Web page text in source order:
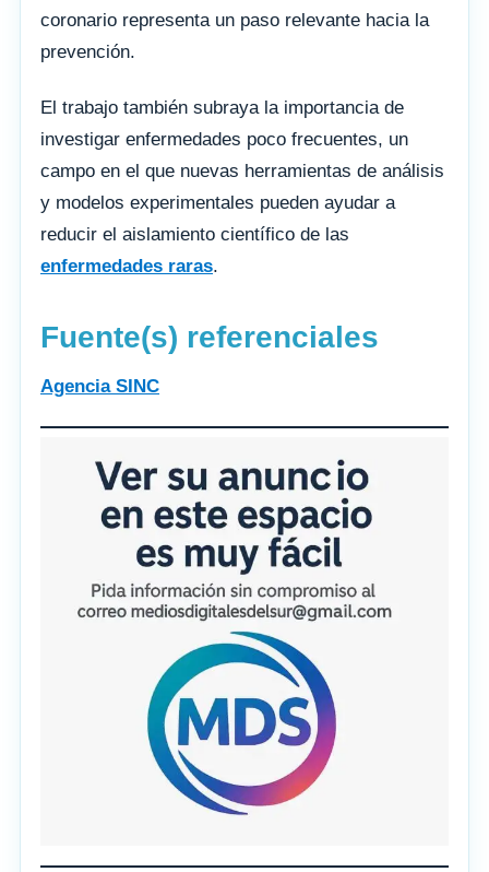
coronario representa un paso relevante hacia la
prevención.
El trabajo también subraya la importancia de
investigar enfermedades poco frecuentes, un
campo en el que nuevas herramientas de análisis
y modelos experimentales pueden ayudar a
reducir el aislamiento científico de las
enfermedades raras.
Fuente(s) referenciales
Agencia SINC